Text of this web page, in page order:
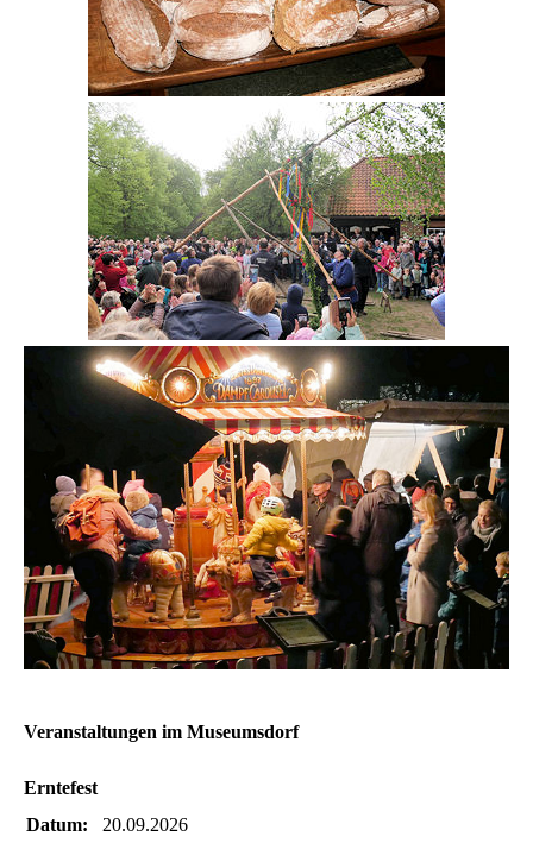
Veranstaltungen im Museumsdorf
Erntefest
Datum:
20.09.2026